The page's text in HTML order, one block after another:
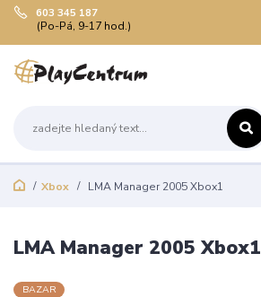
603 345 187
(Po-Pá, 9-17 hod.)
Xbox LMA Manager 2005 Xbox1
LMA Manager 2005 Xbox1
BAZAR